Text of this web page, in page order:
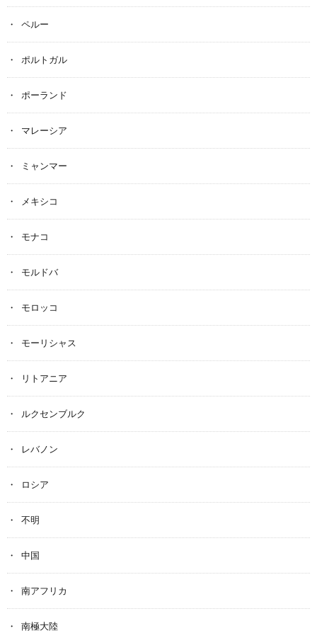
ペルー
ポルトガル
ポーランド
マレーシア
ミャンマー
メキシコ
モナコ
モルドバ
モロッコ
モーリシャス
リトアニア
ルクセンブルク
レバノン
ロシア
不明
中国
南アフリカ
南極大陸